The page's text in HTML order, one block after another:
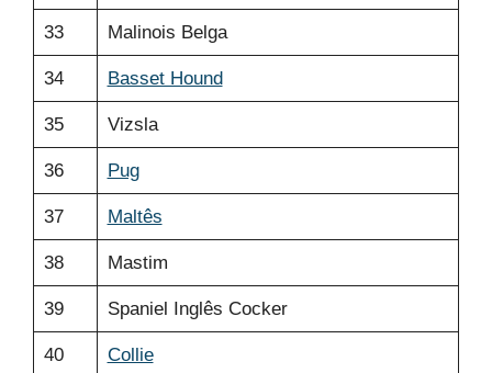
33 Malinois Belga
34 Basset Hound
35 Vizsla
36 Pug
37 Maltês
38 Mastim
39 Spaniel Inglês Cocker
40 Collie